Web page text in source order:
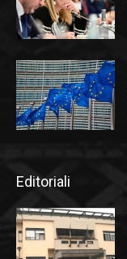
Editoriali